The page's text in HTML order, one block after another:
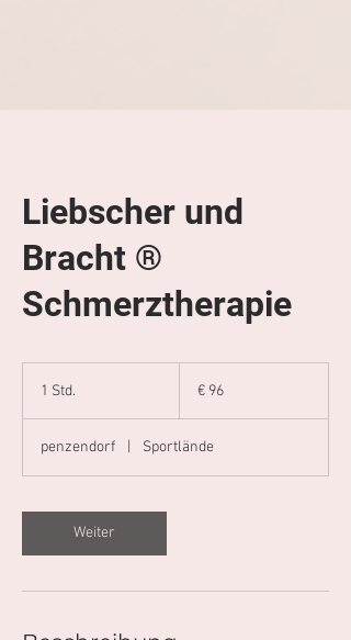
Liebscher und
Bracht ®
Schmerztherapie
1 Std.
d
€ 96
penzendorf Sportlände
Weiter